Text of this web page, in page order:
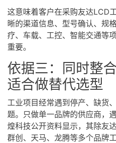
这意味着客户在采购友达LCD
晰的渠道信息、型号确认、规
疗、车载、工控、智能交通等
重要。
依据三：同时整
适合做替代选型
工业项目经常遇到停产、缺货
题。只做单一品牌的供应商，
煌科技公开资料显示，其除友
群创、天马、龙腾等多个品牌